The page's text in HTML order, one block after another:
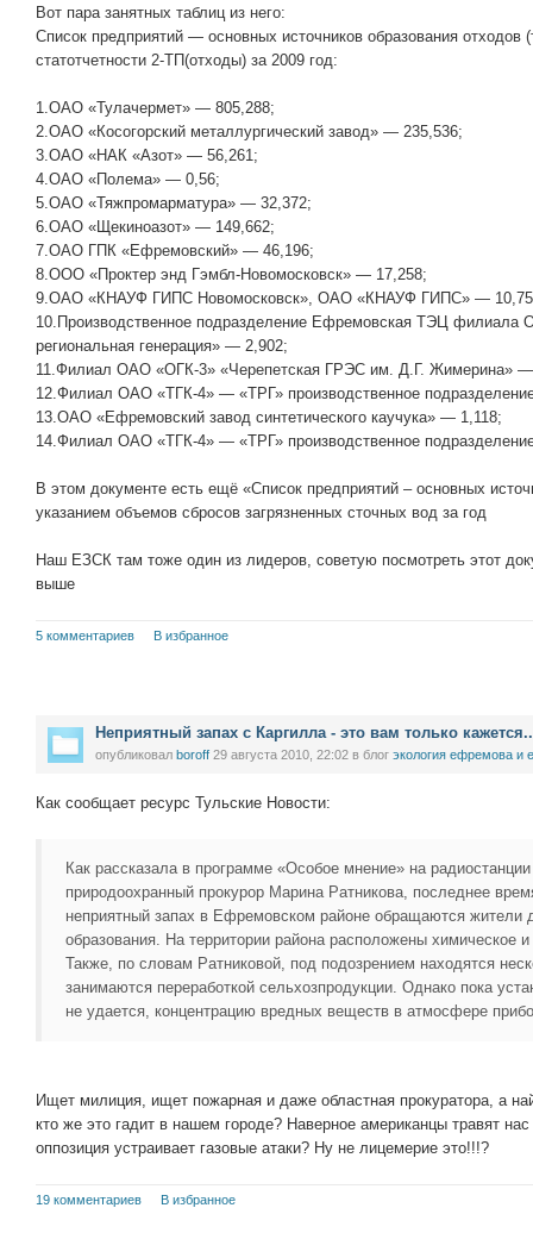
Вот пара занятных таблиц из него:
Список предприятий — основных источников образования
статотчетности 2-ТП(отходы) за 2009 год:
1.ОАО «Тулачермет» — 805,288;
2.ОАО «Косогорский металлургический завод» — 235,536;
3.ОАО «НАК «Азот» — 56,261;
4.ОАО «Полема» — 0,56;
5.ОАО «Тяжпромарматура» — 32,372;
6.ОАО «Щекиноазот» — 149,662;
7.ОАО ГПК «Ефремовский» — 46,196;
8.ООО «Проктер энд Гэмбл-Новомосковск» — 17,258;
9.ОАО «КНАУФ ГИПС Новомосковск», ОАО «КНАУФ ГИПС» —
10.Производственное подразделение Ефремовская ТЭЦ
региональная генерация» — 2,902;
11.Филиал ОАО «ОГК-3» «Черепетская ГРЭС им. Д.Г. Жимерина» —
12.Филиал ОАО «ТГК-4» — «ТРГ» производственное
13.ОАО «Ефремовский завод синтетического каучука» — 1,118;
14.Филиал ОАО «ТГК-4» — «ТРГ» производственное
В этом документе есть ещё «Список предприятий – основных
указанием объемов сбросов загрязненных сточных вод за год
Наш ЕЗСК там тоже один из лидеров, советую посмотреть этот
выше
5 комментариев В избранное
Неприятный запах с Каргилла - это вам только
опубликовал boroff 29 августа 2010, 22:02 в блог экология ефремова и
Как сообщает ресурс Тульские Новости:
Как рассказала в программе «Особое мнение» на
природоохранный прокурор Марина Ратникова, последнее
неприятный запах в Ефремовском районе обращаются жители
образования. На территории района расположены химическое
Также, по словам Ратниковой, под подозрением находятся
занимаются переработкой сельхозпродукции. Однако пока
не удается, концентрацию вредных веществ в атмосфере
Ищет милиция, ищет пожарная и даже областная прокуратора, а
кто же это гадит в нашем городе? Наверное американцы травят
оппозиция устраивает газовые атаки? Ну не лицемерие это!!!?
19 комментариев В избранное